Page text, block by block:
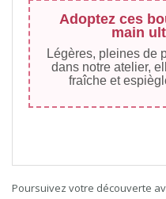
Adoptez ces
main
Légères, pleines de
dans notre atelier,
fraîche et
Poursuivez votre découverte